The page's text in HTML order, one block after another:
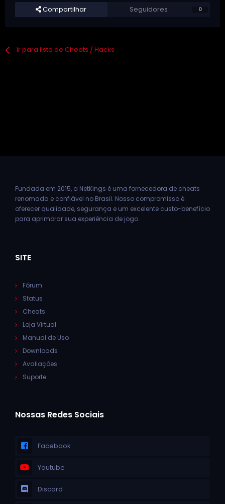
Compartilhar Seguidores 0
Ir para lista de Cheats / Hacks
Fundada em 2015, a NetKings é uma fornecedora de cheats
renomada e confiável no Brasil. Nosso compromisso é
oferecer qualidade, segurança e um excelente custo-benefício
para aprimorar sua experiência de jogo.
SITE
Fórum
Status
Cheats
Loja Virtual
Manual de Uso
Downloads
Avaliações
Suporte
Nossas Redes Sociais
Facebook
Youtube
Discord